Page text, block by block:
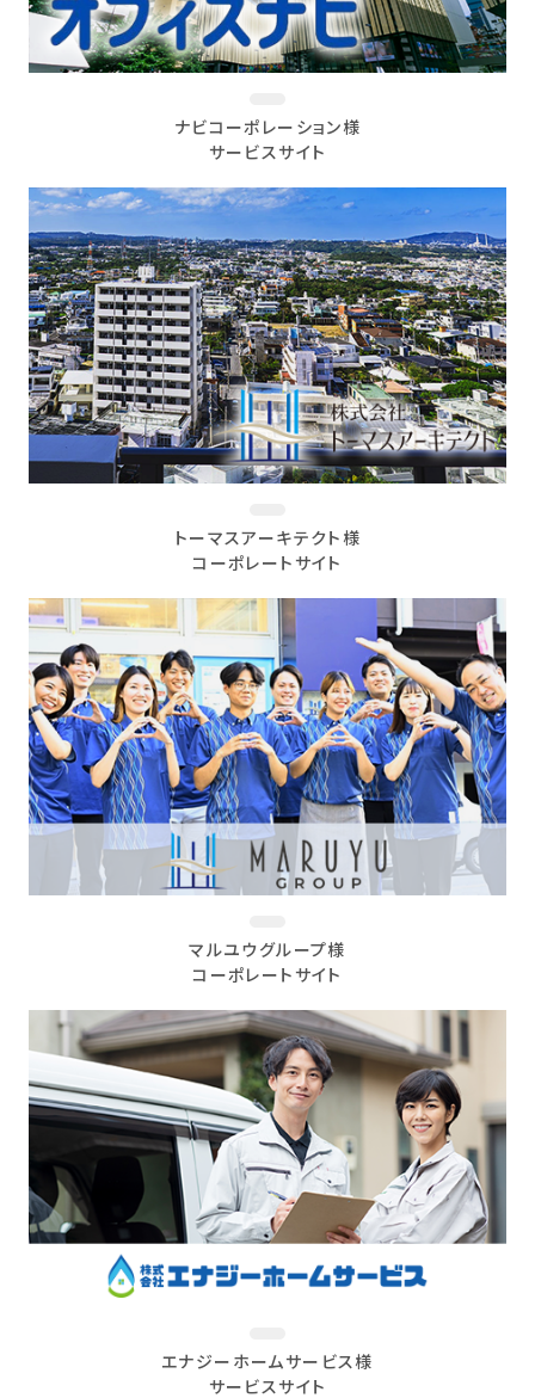
ナビコーポレーション様
サービスサイト
トーマスアーキテクト様
コーポレートサイト
マルユウグループ様
コーポレートサイト
エナジーホームサービス様
サービスサイト